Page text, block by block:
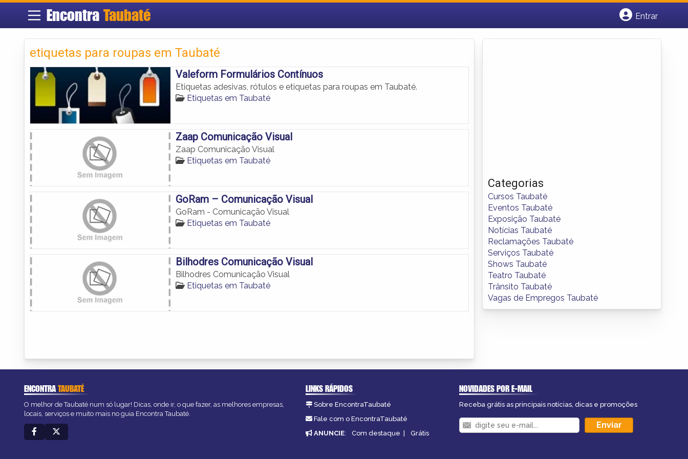
Encontra Taubaté
Entrar
etiquetas para roupas em Taubaté
Valeform Formulários Contínuos
Etiquetas adesivas, rótulos e etiquetas para roupas em Taubaté.
Etiquetas em Taubaté
Zaap Comunicação Visual
Zaap Comunicação Visual
Etiquetas em Taubaté
GoRam – Comunicação Visual
GoRam - Comunicação Visual
Etiquetas em Taubaté
Bilhodres Comunicação Visual
Bilhodres Comunicação Visual
Etiquetas em Taubaté
Categorias
Cursos Taubaté
Eventos Taubaté
Exposição Taubaté
Notícias Taubaté
Reclamações Taubaté
Serviços Taubaté
Shows Taubaté
Teatro Taubaté
Trânsito Taubaté
Vagas de Empregos Taubaté
ENCONTRATAUBATÉ
O melhor de Taubaté num só lugar! Dicas, onde ir, o que fazer, as melhores empresas,
locais, serviços e muito mais no guia Encontra Taubaté.
LINKS RÁPIDOS
Sobre EncontraTaubaté
Fale com o EncontraTaubaté
ANUNCIE: Com destaque | Grátis
NOVIDADES POR E-MAIL
Receba grátis as principais notícias, dicas e promoções